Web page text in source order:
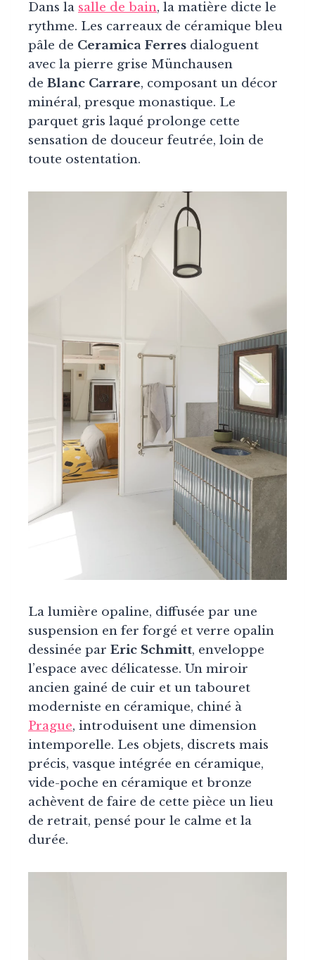
Dans la salle de bain, la matière dicte le
rythme. Les carreaux de céramique bleu
pâle de Ceramica Ferres dialoguent
avec la pierre grise Münchausen
de Blanc Carrare, composant un décor
minéral, presque monastique. Le
parquet gris laqué prolonge cette
sensation de douceur feutrée, loin de
toute ostentation.
La lumière opaline, diffusée par une
suspension en fer forgé et verre opalin
dessinée par Eric Schmitt, enveloppe
l’espace avec délicatesse. Un miroir
ancien gainé de cuir et un tabouret
moderniste en céramique, chiné à
Prague, introduisent une dimension
intemporelle. Les objets, discrets mais
précis, vasque intégrée en céramique,
vide-poche en céramique et bronze
achèvent de faire de cette pièce un lieu
de retrait, pensé pour le calme et la
durée.